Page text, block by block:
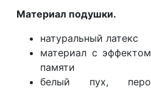
Материал подушки.
натуральный латекс
материал с эффектом
памяти
белый пух, перо